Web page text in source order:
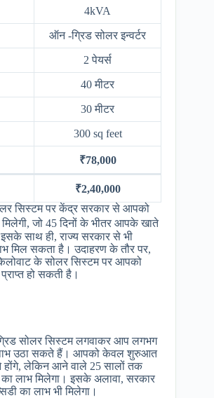
4kVA
ऑन -ग्रिड सोलर इन्वर्टर
2 पेयर्स
40 मीटर
30 मीटर
300 sq feet
₹78,000
₹2,40,000
सिस्टम पर केंद्र सरकार से आपको
मिलेगी, जो 45 दिनों के भीतर आपके खाते
साथ ही, राज्य सरकार से भी
मिल सकता है। उदाहरण के तौर पर,
के सोलर सिस्टम पर आपको
हो सकती है।
सोलर सिस्टम लगवाकर आप लगभग
उठा सकते हैं। आपको केवल शुरुआत
लेकिन आने वाले 25 सालों तक
लाभ मिलेगा। इसके अलावा, सरकार
का लाभ भी मिलेगा।